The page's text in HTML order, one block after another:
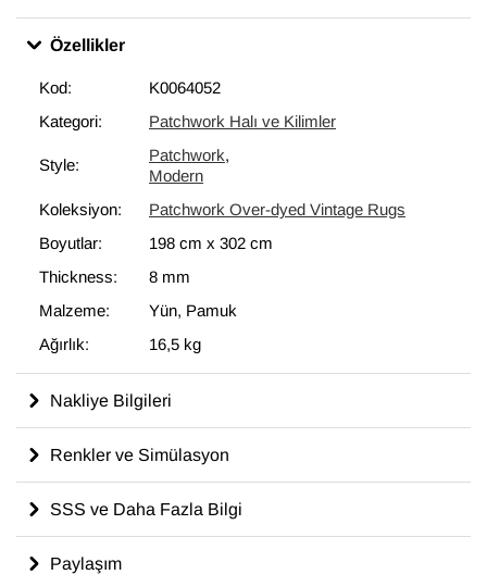
patchwork halılar, evlerde ve ofislerde sıcak bir hava
yaratmakta, aynı zamanda odaların dekorasyonunda etkileyici
Özellikler
Kod:
K0064052
Kategori:
Patchwork Halı ve Kilimler
Style:
Patchwork,
Modern
Koleksiyon:
Patchwork Over-dyed Vintage Rugs
Boyutlar:
198 cm x 302 cm
Thickness:
8 mm
Malzeme:
Yün, Pamuk
Ağırlık:
16,5 kg
Nakliye Bilgileri
Renkler ve Simülasyon
SSS ve Daha Fazla Bilgi
Paylaşım